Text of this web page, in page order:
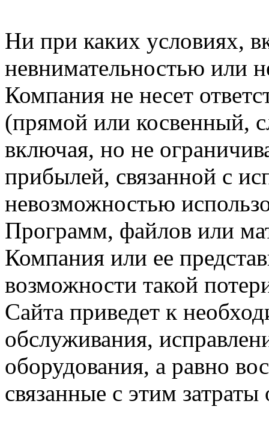
Ни при каких условиях,
невнимательностью или
Компания не несет
(прямой или косвенный,
включая, но не
прибылей, связанной с
невозможностью
Программ, файлов или
Компания или ее
возможности такой
Сайта приведет к
обслуживания,
оборудования, а равно
связанные с этим